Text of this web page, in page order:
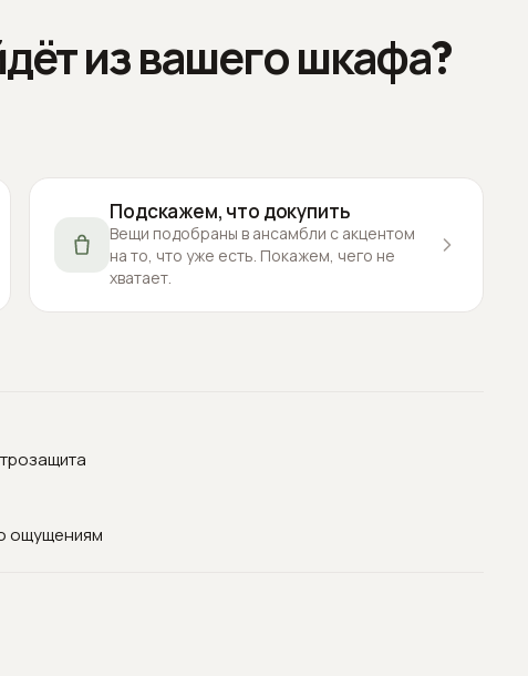
из вашего шкафа?
Подскажем, что докупить
Вещи подобраны в ансамбли с акцентом
на то, что уже есть. Покажем, чего не
хватает.
ощущениям